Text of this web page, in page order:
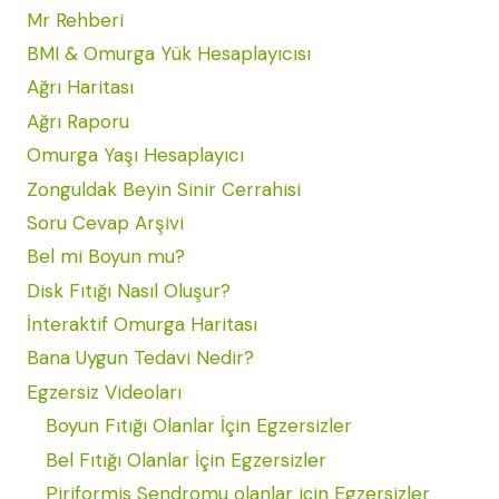
Mr Rehberi
BMI & Omurga Yük Hesaplayıcısı
Ağrı Haritası
Ağrı Raporu
Omurga Yaşı Hesaplayıcı
Zonguldak Beyin Sinir Cerrahisi
Soru Cevap Arşivi
Bel mi Boyun mu?
Disk Fıtığı Nasıl Oluşur?
İnteraktif Omurga Haritası
Bana Uygun Tedavi Nedir?
Egzersiz Videoları
Boyun Fıtığı Olanlar İçin Egzersizler
Bel Fıtığı Olanlar İçin Egzersizler
Piriformis Sendromu olanlar için Egzersizler